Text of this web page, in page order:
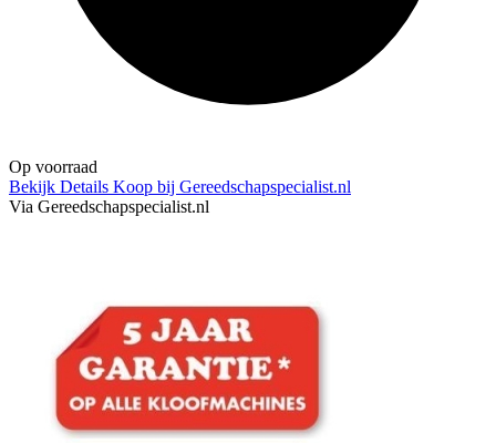
Op voorraad
Bekijk Details Koop bij Gereedschapspecialist.nl
Via Gereedschapspecialist.nl